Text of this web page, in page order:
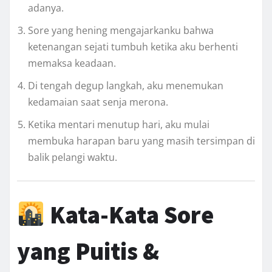
adanya.
Sore yang hening mengajarkanku bahwa
ketenangan sejati tumbuh ketika aku berhenti
memaksa keadaan.
Di tengah degup langkah, aku menemukan
kedamaian saat senja merona.
Ketika mentari menutup hari, aku mulai
membuka harapan baru yang masih tersimpan di
balik pelangi waktu.
Kata-Kata Sore
yang Puitis &